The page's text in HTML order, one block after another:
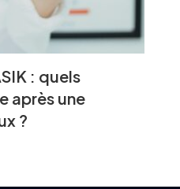
: quels
après une
?